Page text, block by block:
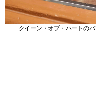
クイーン・オブ・ハートの